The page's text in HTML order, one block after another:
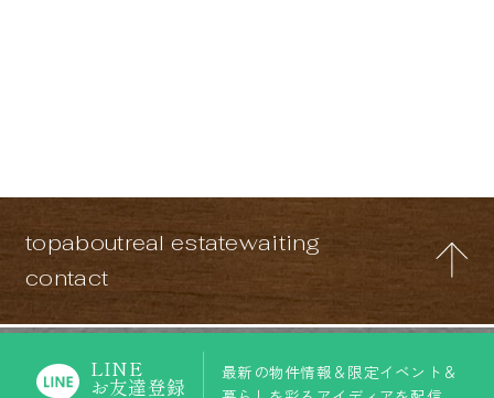
LINE
お友達登録
最新の物件情報＆限定イベント＆
topaboutreal estatewaiting
contact